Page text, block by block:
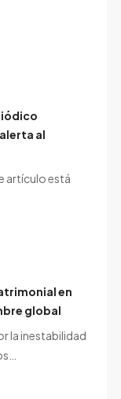
al
artículo está
en
global
la inestabilidad